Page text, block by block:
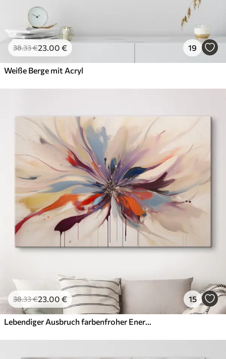
38.33€23.00 € 19
Weiße Berge mit Acryl
38.33€23.00 € 15
Lebendiger Ausbruch farbenfroher Energie